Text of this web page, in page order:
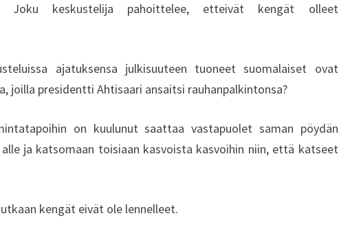
S
N
E
O
N
D
Joku keskustelija pahoittelee, etteivät kengät olleet
ajatuksensa julkisuuteen tuoneet suomalaiset ovat
joilla presidentti Ahtisaari ansaitsi rauhanpalkintonsa?
on kuulunut saattaa vastapuolet saman pöydän
ja katsomaan toisiaan kasvoista kasvoihin niin, että katseet
kengät eivät ole lennelleet.